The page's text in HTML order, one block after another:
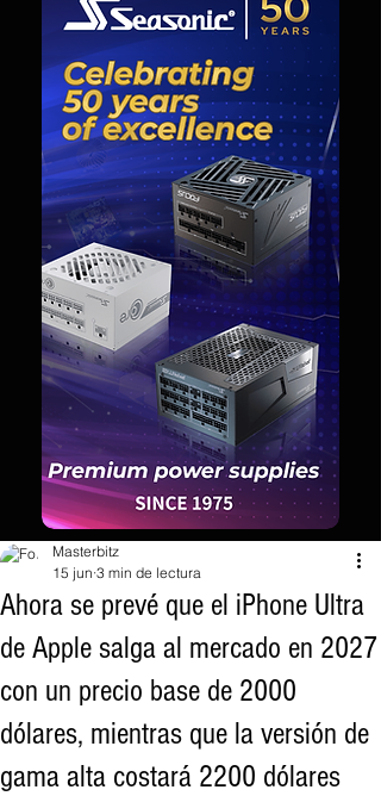
Ahora se prevé que el iPhone Ultra
de Apple salga al mercado en 2027
con un precio base de 2000
dólares, mientras que la versión de
gama alta costará 2200 dólares
Masterbitz
15 jun 3 min de lectura